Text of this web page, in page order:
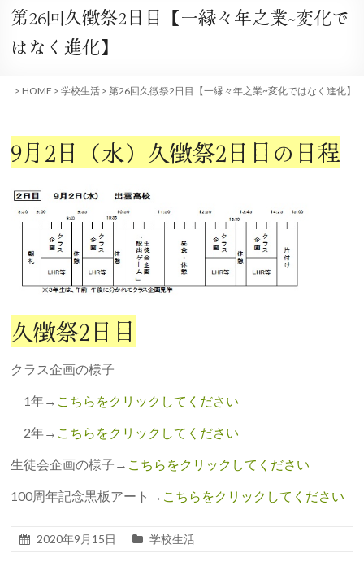
第26回久徴祭2日目【一縁々年之業~変化で
はなく進化】
> HOME > 学校生活 > 第26回久徴祭2日目【一縁々年之業~変化ではなく進化】
9月2日（水）久徴祭2日目の日程
久徴祭2日目
クラス企画の様子
1年→ こちらをクリックしてください
2年→ こちらをクリックしてください
生徒会企画の様子→ こちらをクリックしてください
100周年記念黒板アート→ こちらをクリックしてください
2020年9月15日 学校生活